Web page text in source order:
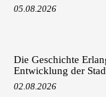
05.08.2026
Die Geschichte
Entwicklung der
02.08.2026